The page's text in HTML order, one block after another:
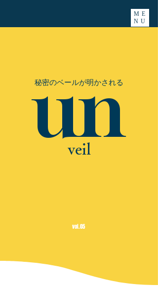
ME
NU
秘密のベールが明かされる
un
veil
vol.05